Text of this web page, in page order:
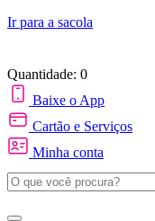
Ir para a sacola
Quantidade: 0
Baixe o App
Cartão e Serviços
Minha conta